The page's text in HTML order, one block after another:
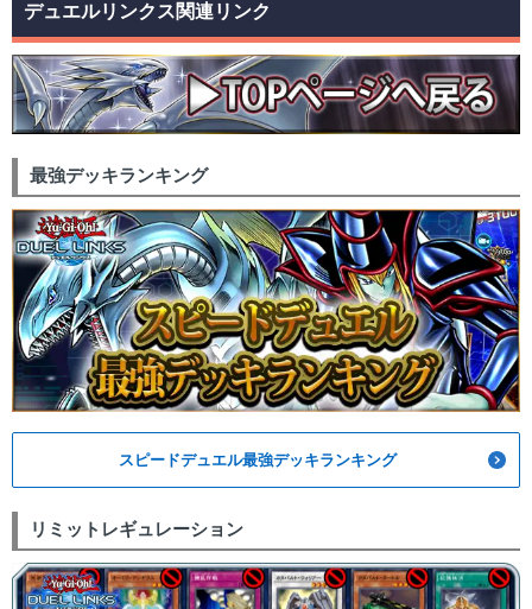
デュエルリンクス関連リンク
最強デッキランキング
スピードデュエル最強デッキランキング
リミットレギュレーション